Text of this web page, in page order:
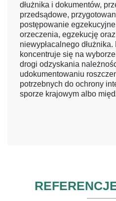
dłużnika i dokumentów,
przedsądowe,
postępowanie
orzeczenia, egzekucję
niewypłacalnego
koncentruje się na
drogi odzyskania
udokumentowaniu
potrzebnych do ochrony
sporze krajowym albo